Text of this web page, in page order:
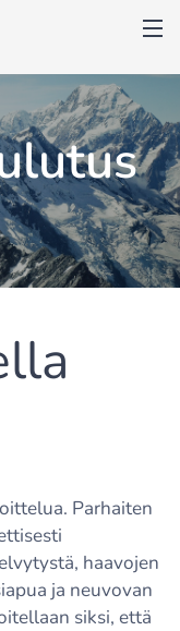
Parhaiten
haavojen
ja neuvovan
siksi, että